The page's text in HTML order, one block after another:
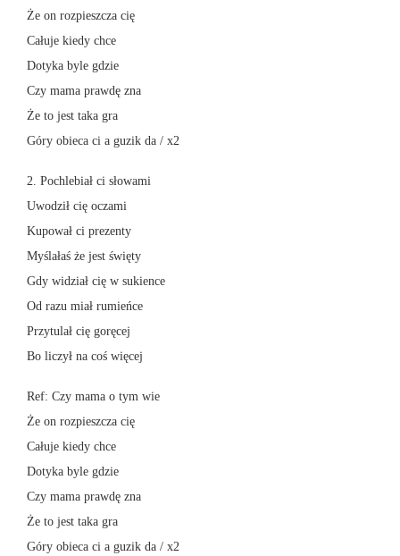
Że on rozpieszcza cię
Całuje kiedy chce
Dotyka byle gdzie
Czy mama prawdę zna
Że to jest taka gra
Góry obieca ci a guzik da / x2
2. Pochlebiał ci słowami
Uwodził cię oczami
Kupował ci prezenty
Myślałaś że jest święty
Gdy widział cię w sukience
Od razu miał rumieńce
Przytulał cię goręcej
Bo liczył na coś więcej
Ref: Czy mama o tym wie
Że on rozpieszcza cię
Całuje kiedy chce
Dotyka byle gdzie
Czy mama prawdę zna
Że to jest taka gra
Góry obieca ci a guzik da / x2